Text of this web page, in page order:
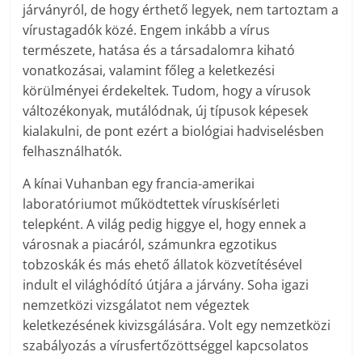
járványról, de hogy érthető legyek, nem tartoztam a
vírustagadók közé. Engem inkább a vírus
természete, hatása és a társadalomra kiható
vonatkozásai, valamint főleg a keletkezési
körülményei érdekeltek. Tudom, hogy a vírusok
változékonyak, mutálódnak, új típusok képesek
kialakulni, de pont ezért a biológiai hadviselésben
felhasználhatók.
A kínai Vuhanban egy francia-amerikai
laboratóriumot működtettek víruskísérleti
telepként. A világ pedig higgye el, hogy ennek a
városnak a piacáról, számunkra egzotikus
tobzoskák és más ehető állatok közvetítésével
indult el világhódító útjára a járvány. Soha igazi
nemzetközi vizsgálatot nem végeztek
keletkezésének kivizsgálására. Volt egy nemzetközi
szabályozás a vírusfertőzöttséggel kapcsolatos